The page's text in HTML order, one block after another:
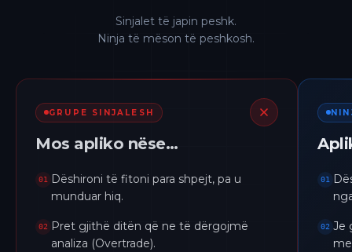
Sinjalet të japin peshk.
Ninja të mëson të peshkosh.
GRUPE SINJALESH
Mos apliko nëse…
01
Dëshironi të fitoni para shpejt, pa u
munduar hiq.
02
Pret gjithë ditën që ne të dërgojmë
analiza (Overtrade).
01
02 Je